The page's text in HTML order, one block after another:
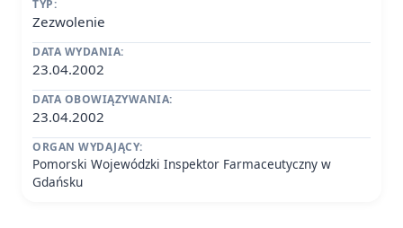
TYP:
Zezwolenie
DATA WYDANIA:
23.04.2002
DATA OBOWIĄZYWANIA:
23.04.2002
ORGAN WYDAJĄCY:
Pomorski Wojewódzki Inspektor Farmaceutyczny w
Gdańsku